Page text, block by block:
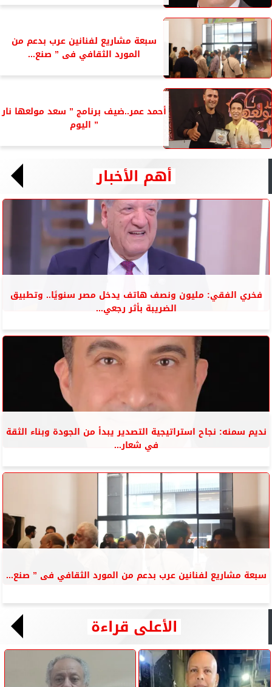
سبعة مشاريع لفنانين عرب بدعم من
المورد الثقافي فى ” صنع...
أحمد عمر..ضيف برنامج ” سعد مولعها نار
” اليوم
أهم الأخبار
فخري الفقي: مليون ونصف هاتف يدخل مصر سنويًا.. وتطبيق
الضريبة بأثر رجعي...
نديم سمنه: نجاح استراتيجية التصدير يبدأ من الجودة وبناء الثقة
في شعار...
سبعة مشاريع لفنانين عرب بدعم من المورد الثقافي فى ” صنع...
الأعلى قراءة